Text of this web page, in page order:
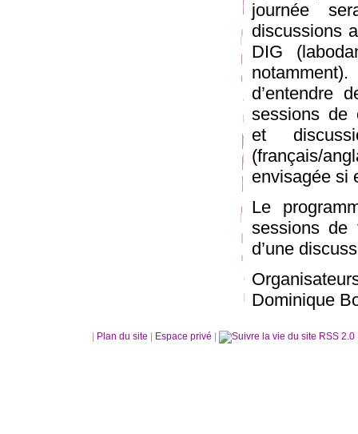
journée
discussions
DIG
d’entendre
sessions de
et
(français/
envisagée si
Le
sessions de
d’une
Dominique
Plan du site Espace privé RSS 2.0